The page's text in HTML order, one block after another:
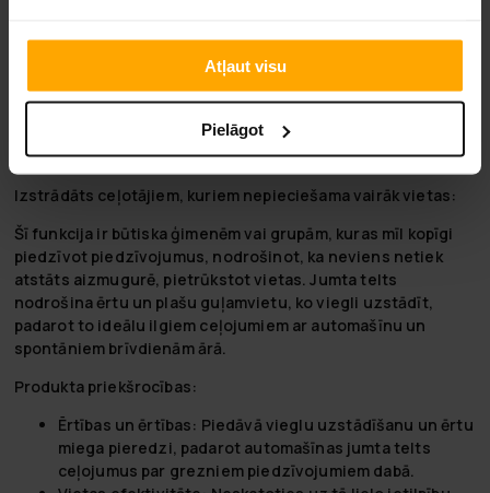
Atļaut visu
Pielāgot
Saspringts teikums par jumta telti:
Izpētiet jaunus augstumus ar Nordcore jumta teltīm! Kur
ērtības sastopas ar ērtībām brīvā dabā.
Izstrādāts ceļotājiem, kuriem nepieciešama vairāk vietas:
Šī funkcija ir būtiska ģimenēm vai grupām, kuras mīl kopīgi
piedzīvot piedzīvojumus, nodrošinot, ka neviens netiek
atstāts aizmugurē, pietrūkstot vietas. Jumta telts
nodrošina ērtu un plašu guļamvietu, ko viegli uzstādīt,
padarot to ideālu ilgiem ceļojumiem ar automašīnu un
spontāniem brīvdienām ārā.
Produkta priekšrocības:
Ērtības un ērtības: Piedāvā vieglu uzstādīšanu un ērtu
miega pieredzi, padarot automašīnas jumta telts
ceļojumus par grezniem piedzīvojumiem dabā.